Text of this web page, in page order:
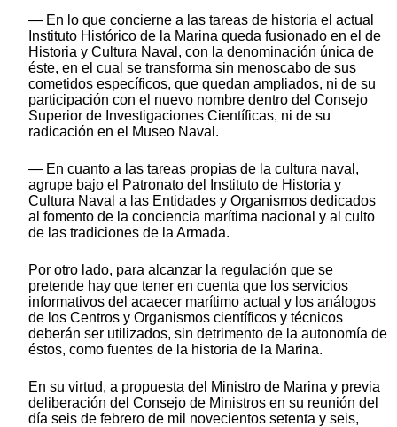
— En lo que concierne a las tareas de historia el actual
Instituto Histórico de la Marina queda fusionado en el de
Historia y Cultura Naval, con la denominación única de
éste, en el cual se transforma sin menoscabo de sus
cometidos específicos, que quedan ampliados, ni de su
participación con el nuevo nombre dentro del Consejo
Superior de Investigaciones Científicas, ni de su
radicación en el Museo Naval.
— En cuanto a las tareas propias de la cultura naval,
agrupe bajo el Patronato del Instituto de Historia y
Cultura Naval a las Entidades y Organismos dedicados
al fomento de la conciencia marítima nacional y al culto
de las tradiciones de la Armada.
Por otro lado, para alcanzar la regulación que se
pretende hay que tener en cuenta que los servicios
informativos del acaecer marítimo actual y los análogos
de los Centros y Organismos científicos y técnicos
deberán ser utilizados, sin detrimento de la autonomía de
éstos, como fuentes de la historia de la Marina.
En su virtud, a propuesta del Ministro de Marina y previa
deliberación del Consejo de Ministros en su reunión del
día seis de febrero de mil novecientos setenta y seis,